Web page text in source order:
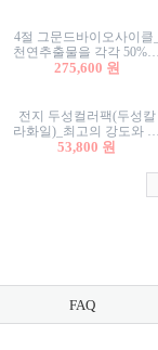
4절 그문드바이오사이클_
천연추출물을 각각 50%이
상 함유한 친환경그래픽
275,600 원
전지 두성컬러팩(두성칼
라화일)_최고의 강도와 평
활성을 지닌 다양한 컬러
53,800 원
FAQ